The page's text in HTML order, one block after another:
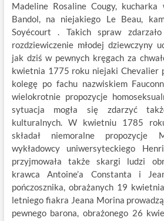
Madeline Rosaline Cougy,
Bandol, na niejakiego Le Beau,
Soyécourt . Takich spraw
rozdziewiczenie młodej dziewczyny
jak dziś w pewnych kręgach za
kwietnia 1775 roku niejaki Chevalier
kolegę po fachu nazwiskiem
wielokrotnie propozycje
sytuacja mogła się zdarzyć
kulturalnych. W kwietniu 1785
składał niemoralne propozycje
wykładowcy uniwersyteckiego
przyjmowała także skargi ludzi
krawca Antoine’a Constanta i
pończosznika, obrażanych 19
letniego fiakra Jeana Morina
pewnego barona, obrażonego 26